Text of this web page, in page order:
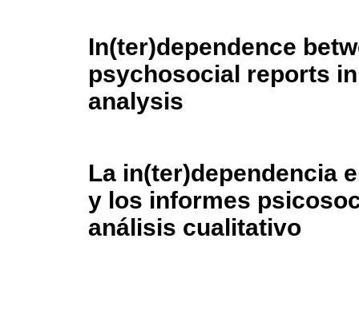
In(ter)dependence
psychosocial reports
analysis
La in(ter)dependencia
y los informes
análisis cualitativo